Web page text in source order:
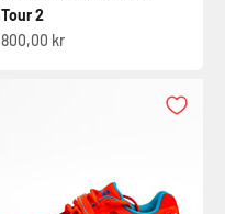
Tour 2
Salgspris
800,00 kr